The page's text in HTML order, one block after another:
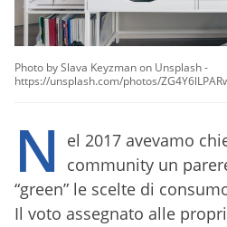
Photo by Slava Keyzman on Unsplash -
https://unsplash.com/photos/
N
el 2017 avevamo
community un
“green” le scelte di
Il voto assegnato alle